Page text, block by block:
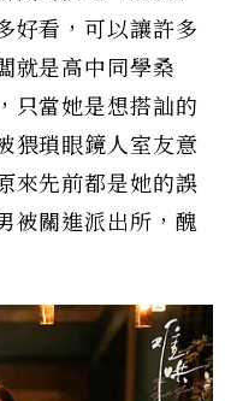
好看，可以讓許多
就是高中同學桑
只當她是想搭訕的
猥瑣眼鏡人室友意
來先前都是她的誤
被關進派出所，醜